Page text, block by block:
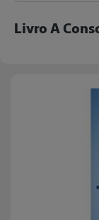
Livro A